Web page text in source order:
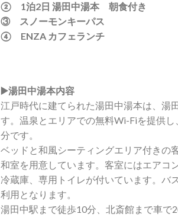
② 1泊2日 湯田中湯本 朝食付き
③ スノーモンキーパス
④ ENZA カフェランチ
▶️湯田中湯本内容
江戸時代に建てられた湯田中湯本は、湯
す。温泉とエリアでの無料Wi-Fiを提供
分です。
ベッドと和風シーティングエリア付きの
和室を用意しています。客室にはエアコ
冷蔵庫、専用トイレが付いています。バ
利用となります。
湯田中駅まで徒歩10分、北斎館まで車で